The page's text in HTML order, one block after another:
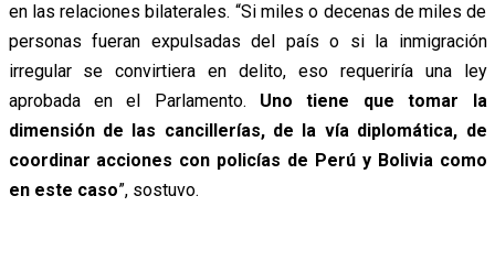
en las relaciones bilaterales. “Si miles o decenas de miles de
personas fueran expulsadas del país o si la inmigración
irregular se convirtiera en delito, eso requeriría una ley
aprobada en el Parlamento. Uno tiene que tomar la
dimensión de las cancillerías, de la vía diplomática, de
coordinar acciones con policías de Perú y Bolivia como
en este caso”, sostuvo.